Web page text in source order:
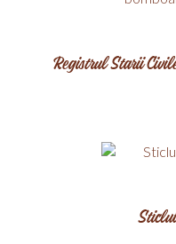
Registrul Starii